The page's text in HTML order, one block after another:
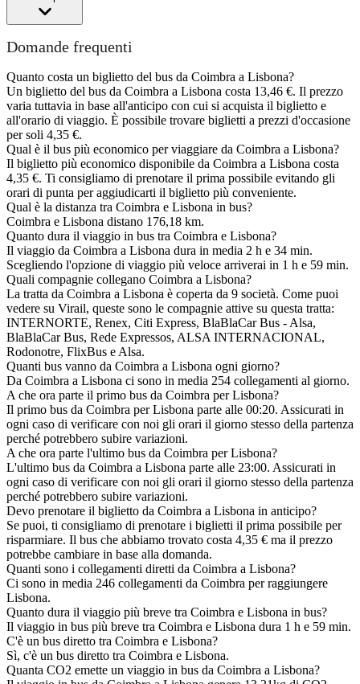
Domande frequenti
Quanto costa un biglietto del bus da Coimbra a Lisbona?
Un biglietto del bus da Coimbra a Lisbona costa 13,46 €. Il prezzo
varia tuttavia in base all'anticipo con cui si acquista il biglietto e
all'orario di viaggio. È possibile trovare biglietti a prezzi d'occasione
per soli 4,35 €.
Qual è il bus più economico per viaggiare da Coimbra a Lisbona?
Il biglietto più economico disponibile da Coimbra a Lisbona costa
4,35 €. Ti consigliamo di prenotare il prima possibile evitando gli
orari di punta per aggiudicarti il biglietto più conveniente.
Qual è la distanza tra Coimbra e Lisbona in bus?
Coimbra e Lisbona distano 176,18 km.
Quanto dura il viaggio in bus tra Coimbra e Lisbona?
Il viaggio da Coimbra a Lisbona dura in media 2 h e 34 min.
Scegliendo l'opzione di viaggio più veloce arriverai in 1 h e 59 min.
Quali compagnie collegano Coimbra a Lisbona?
La tratta da Coimbra a Lisbona è coperta da 9 società. Come puoi
vedere su Virail, queste sono le compagnie attive su questa tratta:
INTERNORTE, Renex, Citi Express, BlaBlaCar Bus - Alsa,
BlaBlaCar Bus, Rede Expressos, ALSA INTERNACIONAL,
Rodonotre, FlixBus e Alsa.
Quanti bus vanno da Coimbra a Lisbona ogni giorno?
Da Coimbra a Lisbona ci sono in media 254 collegamenti al giorno.
A che ora parte il primo bus da Coimbra per Lisbona?
Il primo bus da Coimbra per Lisbona parte alle 00:20. Assicurati in
ogni caso di verificare con noi gli orari il giorno stesso della partenza
perché potrebbero subire variazioni.
A che ora parte l'ultimo bus da Coimbra per Lisbona?
L'ultimo bus da Coimbra a Lisbona parte alle 23:00. Assicurati in
ogni caso di verificare con noi gli orari il giorno stesso della partenza
perché potrebbero subire variazioni.
Devo prenotare il biglietto da Coimbra a Lisbona in anticipo?
Se puoi, ti consigliamo di prenotare i biglietti il prima possibile per
risparmiare. Il bus che abbiamo trovato costa 4,35 € ma il prezzo
potrebbe cambiare in base alla domanda.
Quanti sono i collegamenti diretti da Coimbra a Lisbona?
Ci sono in media 246 collegamenti da Coimbra per raggiungere
Lisbona.
Quanto dura il viaggio più breve tra Coimbra e Lisbona in bus?
Il viaggio in bus più breve tra Coimbra e Lisbona dura 1 h e 59 min.
C'è un bus diretto tra Coimbra e Lisbona?
Sì, c'è un bus diretto tra Coimbra e Lisbona.
Quanta CO2 emette un viaggio in bus da Coimbra a Lisbona?